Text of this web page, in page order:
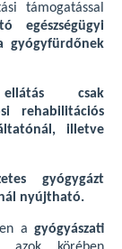
támogatással
egészségügyi
gyógyfürdőnek
csak
rehabilitációs
illetve
gyógygázt
nyújtható.
a gyógyászati